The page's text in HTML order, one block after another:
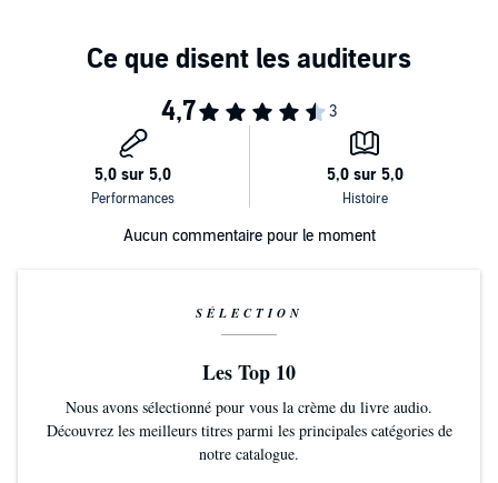
Aucun commentaire pour le moment
SÉLECTION
Les Top 10
Nous avons sélectionné pour vous la crème du livre audio.
Découvrez les meilleurs titres parmi les principales catégories de
notre catalogue.